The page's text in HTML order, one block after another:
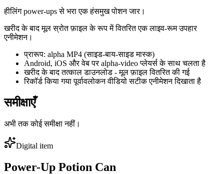
हीलिंग power-ups से भरा एक हंसमुख पोशन जार।
खरीद के बाद मूल स्रोत फ़ाइल के रूप में वितरित एक लाइव-रूम उपहार
एनीमेशन।
प्रारूप: alpha MP4 (साइड-बाय-साइड मास्क)
Android, iOS और वेब पर alpha-video प्लेयर्स के साथ चलता है
खरीद के बाद तत्काल डाउनलोड - मूल फ़ाइल वितरित की गई
रिकॉर्ड किया गया पूर्वावलोकन वीडियो सटीक एनीमेशन दिखाता है
समीक्षाएँ
अभी तक कोई समीक्षा नहीं।
Digital item
Power-Up Potion Can